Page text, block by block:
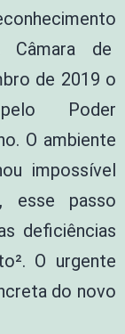
Câmara de
de 2019 o
pelo Poder
O ambiente
impossível
esse passo
deficiências
O urgente
do novo